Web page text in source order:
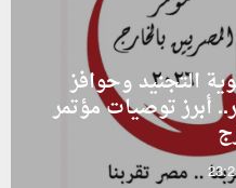
التجنيد وحوافز
أبرز توصيات مؤتمر